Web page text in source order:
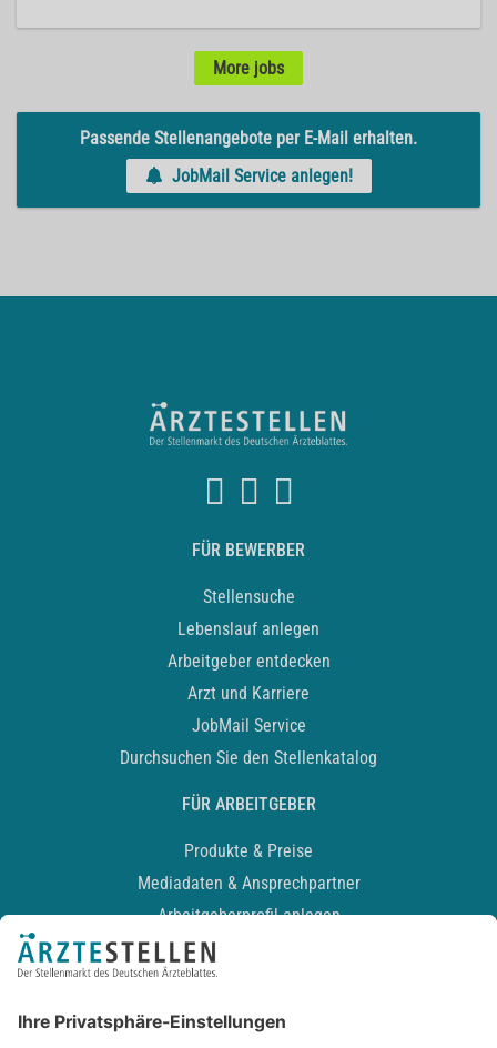
More jobs
Passende Stellenangebote per E-Mail erhalten.
JobMail Service anlegen!
FÜR BEWERBER
Stellensuche
Lebenslauf anlegen
Arbeitgeber entdecken
Arzt und Karriere
JobMail Service
Durchsuchen Sie den Stellenkatalog
FÜR ARBEITGEBER
Produkte & Preise
Mediadaten & Ansprechpartner
Arbeitgeberprofil anlegen
Recruiting-Podcast